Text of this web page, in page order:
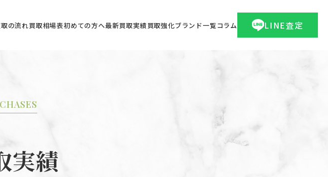
の流れ買取相場表初めての方へ最新買取実績買取強化ブランド一覧コラム LINE査定
実績